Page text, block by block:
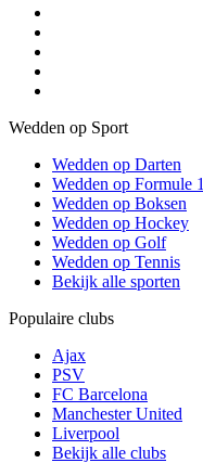
Wedden op Sport
Wedden op Darten
Wedden op Formule 1
Wedden op Boksen
Wedden op Hockey
Wedden op Golf
Wedden op Tennis
Bekijk alle sporten
Populaire clubs
Ajax
PSV
FC Barcelona
Manchester United
Liverpool
Bekijk alle clubs